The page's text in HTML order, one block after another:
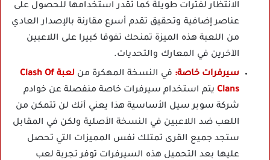
الانتظار لفترات طويلة كما تقدر استخدامها للحصول على
عناصر إضافية وتحقيق تقدم أسرع مقارنة بالإصدار العادي
من اللعبة هذه الميزة تمنحك تفوقا كبيرا على اللاعبين
الآخرين في المعارك والتحديات.
سيرفرات خاصة: في النسخة المهكرة من
لعبة Clash Of
Clans يتم استخدام سيرفرات خاصة منفصلة عن خوادم
شركة سوبر سيل الأساسية هذا يعني أنك لن تتمكن من
اللعب ضد اللاعبين في النسخة الأصلية ولكن في المقابل
ستجد جميع القرى تمتلك نفس المميزات التي تحصل
عليها بعد التحميل هذه السيرفرات توفر تجربة لعب